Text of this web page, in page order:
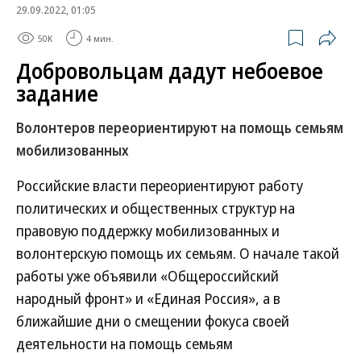
29.09.2022, 01:05
50K 4 мин.
Добровольцам дадут небоевое
задание
Волонтеров переориентируют на помощь семьям
мобилизованных
Российские власти переориентируют работу
политических и общественных структур на
правовую поддержку мобилизованных и
волонтерскую помощь их семьям. О начале такой
работы уже объявили «Общероссийский
народный фронт» и «Единая Россия», а в
ближайшие дни о смещении фокуса своей
деятельности на помощь семьям